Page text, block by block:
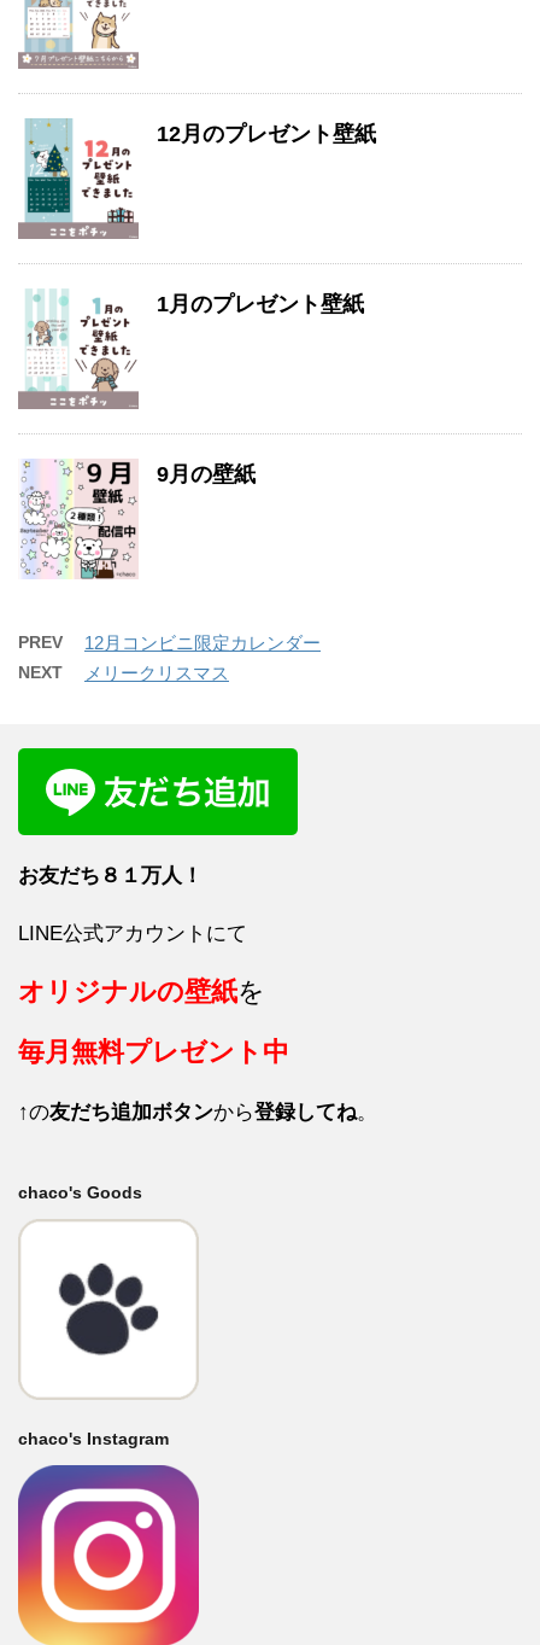
12月のプレゼント壁紙
1月のプレゼント壁紙
9月の壁紙
PREV 12月コンビニ限定カレンダー
NEXT メリークリスマス
お友だち８１万人！
LINE公式アカウントにて
オリジナルの壁紙を
毎月 無料プレゼント中
↑の友だち追加ボタンから登録してね。
chaco's Goods
chaco's Instagram